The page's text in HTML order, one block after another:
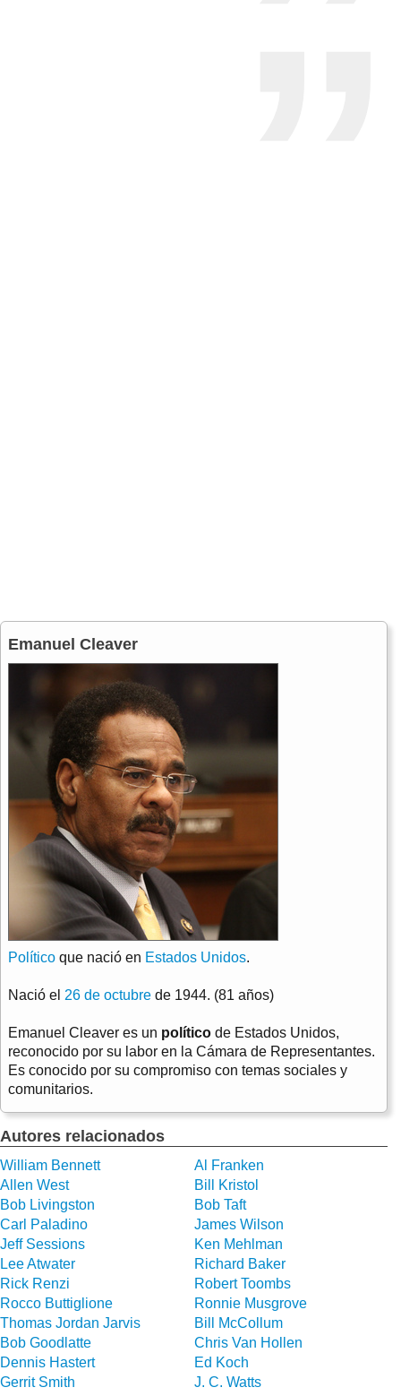
Emanuel Cleaver
Político que nació en Estados Unidos.
Nació el 26 de octubre de 1944. (81 años)
Emanuel Cleaver es un político de Estados Unidos,
reconocido por su labor en la Cámara de Representantes.
Es conocido por su compromiso con temas sociales y
comunitarios.
Autores relacionados
William Bennett
Al Franken
Allen West
Bill Kristol
Bob Livingston
Bob Taft
Carl Paladino
James Wilson
Jeff Sessions
Ken Mehlman
Lee Atwater
Richard Baker
Rick Renzi
Robert Toombs
Rocco Buttiglione
Ronnie Musgrove
Thomas Jordan Jarvis
Bill McCollum
Bob Goodlatte
Chris Van Hollen
Dennis Hastert
Ed Koch
Gerrit Smith
J. C. Watts